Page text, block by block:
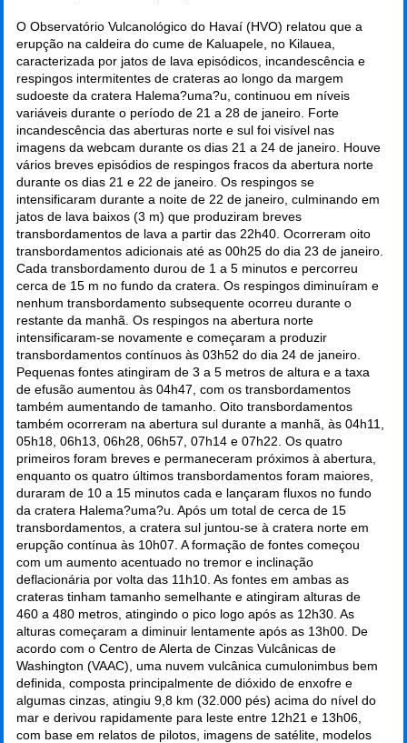
O Observatório Vulcanológico do Havaí (HVO) relatou que a
erupção na caldeira do cume de Kaluapele, no Kilauea,
caracterizada por jatos de lava episódicos, incandescência e
respingos intermitentes de crateras ao longo da margem
sudoeste da cratera Halema?uma?u, continuou em níveis
variáveis durante o período de 21 a 28 de janeiro. Forte
incandescência das aberturas norte e sul foi visível nas
imagens da webcam durante os dias 21 a 24 de janeiro. Houve
vários breves episódios de respingos fracos da abertura norte
durante os dias 21 e 22 de janeiro. Os respingos se
intensificaram durante a noite de 22 de janeiro, culminando em
jatos de lava baixos (3 m) que produziram breves
transbordamentos de lava a partir das 22h40. Ocorreram oito
transbordamentos adicionais até as 00h25 do dia 23 de janeiro.
Cada transbordamento durou de 1 a 5 minutos e percorreu
cerca de 15 m no fundo da cratera. Os respingos diminuíram e
nenhum transbordamento subsequente ocorreu durante o
restante da manhã. Os respingos na abertura norte
intensificaram-se novamente e começaram a produzir
transbordamentos contínuos às 03h52 do dia 24 de janeiro.
Pequenas fontes atingiram de 3 a 5 metros de altura e a taxa
de efusão aumentou às 04h47, com os transbordamentos
também aumentando de tamanho. Oito transbordamentos
também ocorreram na abertura sul durante a manhã, às 04h11,
05h18, 06h13, 06h28, 06h57, 07h14 e 07h22. Os quatro
primeiros foram breves e permaneceram próximos à abertura,
enquanto os quatro últimos transbordamentos foram maiores,
duraram de 10 a 15 minutos cada e lançaram fluxos no fundo
da cratera Halema?uma?u. Após um total de cerca de 15
transbordamentos, a cratera sul juntou-se à cratera norte em
erupção contínua às 10h07. A formação de fontes começou
com um aumento acentuado no tremor e inclinação
deflacionária por volta das 11h10. As fontes em ambas as
crateras tinham tamanho semelhante e atingiram alturas de
460 a 480 metros, atingindo o pico logo após as 12h30. As
alturas começaram a diminuir lentamente após as 13h00. De
acordo com o Centro de Alerta de Cinzas Vulcânicas de
Washington (VAAC), uma nuvem vulcânica cumulonimbus bem
definida, composta principalmente de dióxido de enxofre e
algumas cinzas, atingiu 9,8 km (32.000 pés) acima do nível do
mar e derivou rapidamente para leste entre 12h21 e 13h06,
com base em relatos de pilotos, imagens de satélite, modelos